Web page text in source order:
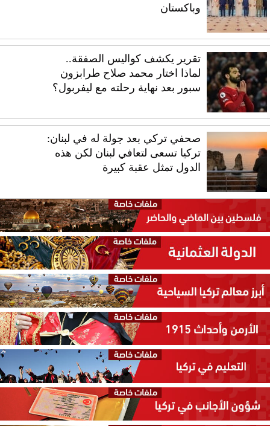
وباكستان
تقرير يكشف كواليس الصفقة..
لماذا اختار محمد صلاح طرابزون
سبور بعد نهاية رحلته مع ليفربول؟
صحفي تركي بعد جولة له في لبنان:
تركيا تسعى لتعافي لبنان لكن هذه
الدول تمثل عقبة كبيرة